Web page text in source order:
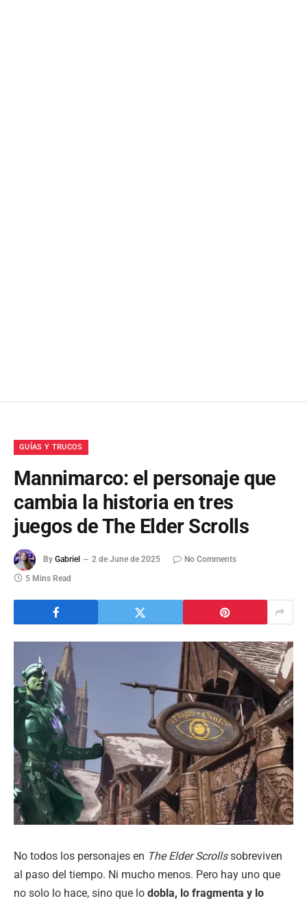
GUÍAS Y TRUCOS
Mannimarco: el personaje que
cambia la historia en tres
juegos de The Elder Scrolls
By Gabriel 2 de June de 2025
No Comments
5 Mins Read
No todos los personajes en The Elder Scrollssobreviven
al paso del tiempo. Ni mucho menos. Pero hay uno que
no solo lo hace, sino que lo dobla, lo fragmenta y lo